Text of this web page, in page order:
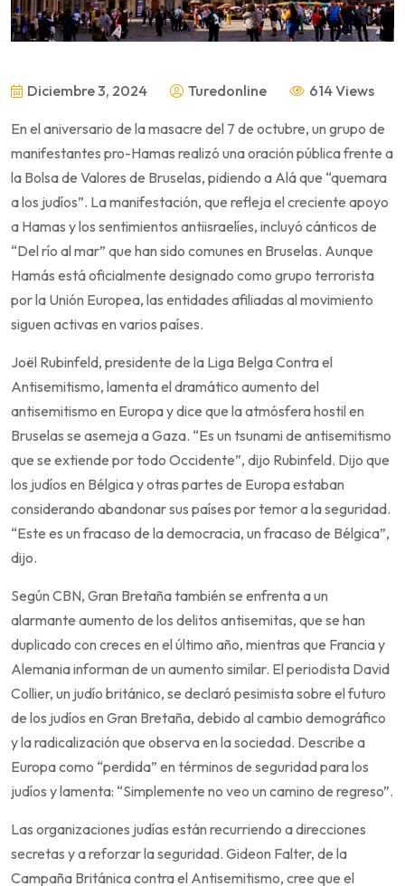
Diciembre 3, 2024 Turedonline 614 Views
En el aniversario de la masacre del 7 de octubre, un grupo de
manifestantes pro-Hamas realizó una oración pública frente a
la Bolsa de Valores de Bruselas, pidiendo a Alá que “quemara
a los judíos”. La manifestación, que refleja el creciente apoyo
a Hamas y los sentimientos antiisraelíes, incluyó cánticos de
“Del río al mar” que han sido comunes en Bruselas. Aunque
Hamás está oficialmente designado como grupo terrorista
por la Unión Europea, las entidades afiliadas al movimiento
siguen activas en varios países.
Joël Rubinfeld, presidente de la Liga Belga Contra el
Antisemitismo, lamenta el dramático aumento del
antisemitismo en Europa y dice que la atmósfera hostil en
Bruselas se asemeja a Gaza. “Es un tsunami de antisemitismo
que se extiende por todo Occidente”, dijo Rubinfeld. Dijo que
los judíos en Bélgica y otras partes de Europa estaban
considerando abandonar sus países por temor a la seguridad.
“Este es un fracaso de la democracia, un fracaso de Bélgica”,
dijo.
Según CBN, Gran Bretaña también se enfrenta a un
alarmante aumento de los delitos antisemitas, que se han
duplicado con creces en el último año, mientras que Francia y
Alemania informan de un aumento similar. El periodista David
Collier, un judío británico, se declaró pesimista sobre el futuro
de los judíos en Gran Bretaña, debido al cambio demográfico
y la radicalización que observa en la sociedad. Describe a
Europa como “perdida” en términos de seguridad para los
judíos y lamenta: “Simplemente no veo un camino de regreso”.
Las organizaciones judías están recurriendo a direcciones
secretas y a reforzar la seguridad. Gideon Falter, de la
Campaña Británica contra el Antisemitismo, cree que el